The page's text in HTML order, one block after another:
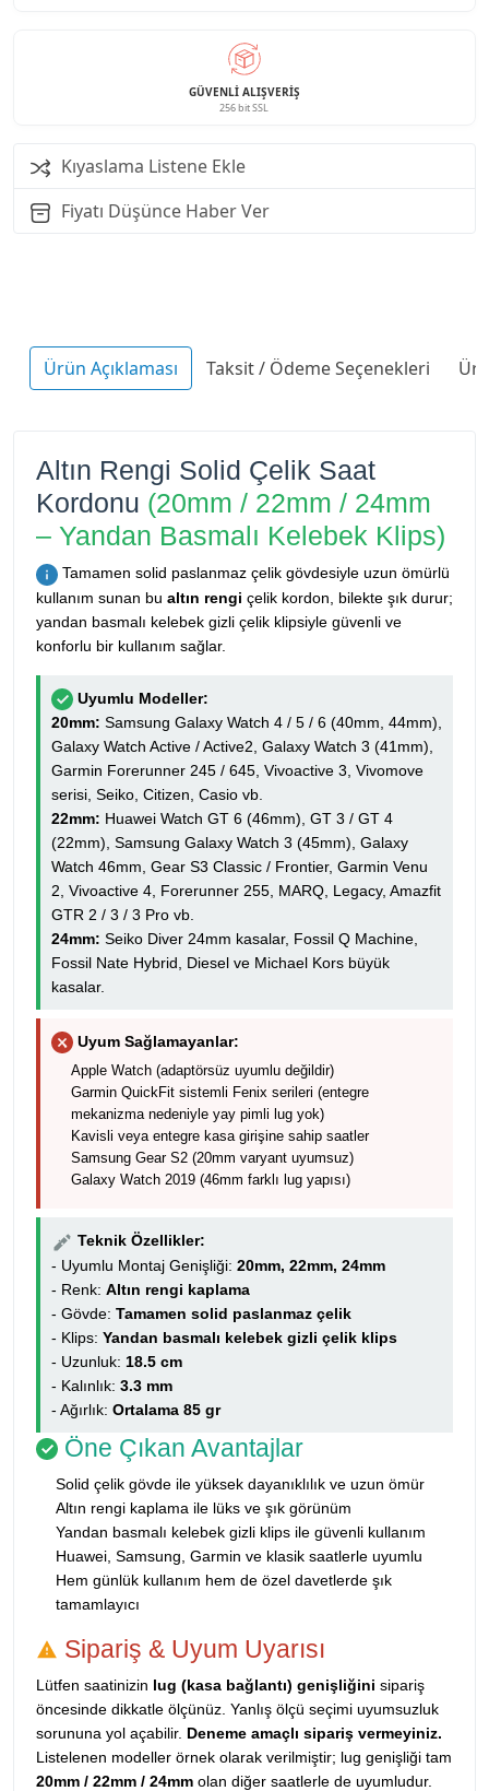
GÜVENLI ALIŞVERIŞ
256 bit SSL
Kıyaslama Listene Ekle
Fiyatı Düşünce Haber Ver
Ürün Açıklaması Taksit / Ödeme Seçenekleri
Altın Rengi Solid Çelik Saat
Kordonu (20mm / 22mm / 24mm
– Yandan Basmalı Kelebek Klips)
Tamamen solid paslanmaz çelik gövdesiyle uzun ömürlü
kullanım sunan bu altın rengi çelik kordon, bilekte şık durur;
yandan basmalı kelebek gizli çelik klipsiyle güvenli ve
konforlu bir kullanım sağlar.
Uyumlu Modeller:
20mm: Samsung Galaxy Watch 4 / 5 / 6 (40mm, 44mm),
Galaxy Watch Active / Active2, Galaxy Watch 3 (41mm),
Garmin Forerunner 245 / 645, Vivoactive 3, Vivomove
serisi, Seiko, Citizen, Casio vb.
22mm: Huawei Watch GT 6 (46mm), GT 3 / GT 4
(22mm), Samsung Galaxy Watch 3 (45mm), Galaxy
Watch 46mm, Gear S3 Classic / Frontier, Garmin Venu
2, Vivoactive 4, Forerunner 255, MARQ, Legacy, Amazfit
GTR 2 / 3 / 3 Pro vb.
24mm: Seiko Diver 24mm kasalar, Fossil Q Machine,
Fossil Nate Hybrid, Diesel ve Michael Kors büyük
kasalar.
Uyum Sağlamayanlar:
Apple Watch (adaptörsüz uyumlu değildir)
Garmin QuickFit sistemli Fenix serileri (entegre
mekanizma nedeniyle yay pimli lug yok)
Kavisli veya entegre kasa girişine sahip saatler
Samsung Gear S2 (20mm varyant uyumsuz)
Galaxy Watch 2019 (46mm farklı lug yapısı)
Teknik Özellikler:
- Uyumlu Montaj Genişliği: 20mm, 22mm, 24mm
- Renk: Altın rengi kaplama
- Gövde: Tamamen solid paslanmaz çelik
- Klips: Yandan basmalı kelebek gizli çelik klips
- Uzunluk: 18.5 cm
- Kalınlık: 3.3 mm
- Ağırlık: Ortalama 85 gr
Öne Çıkan Avantajlar
Solid çelik gövde ile yüksek dayanıklılık ve uzun ömür
Altın rengi kaplama ile lüks ve şık görünüm
Yandan basmalı kelebek gizli klips ile güvenli kullanım
Huawei, Samsung, Garmin ve klasik saatlerle uyumlu
Hem günlük kullanım hem de özel davetlerde şık
tamamlayıcı
Sipariş & Uyum Uyarısı
Lütfen saatinizin lug (kasa bağlantı) genişliğini sipariş
öncesinde dikkatle ölçünüz. Yanlış ölçü seçimi uyumsuzluk
sorununa yol açabilir. Deneme amaçlı sipariş vermeyiniz.
Listelenen modeller örnek olarak verilmiştir; lug genişliği tam
20mm / 22mm / 24mm olan diğer saatlerle de uyumludur.